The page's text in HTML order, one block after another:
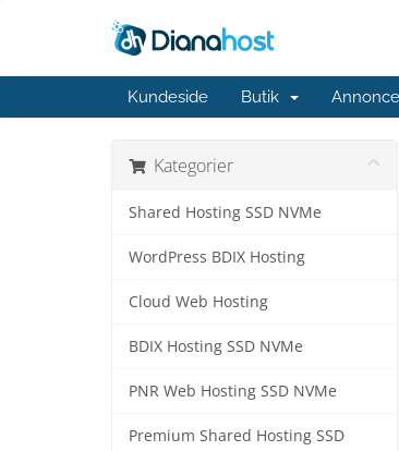
Kundeside Butik
Kategorier
Shared Hosting SSD NVMe
WordPress BDIX Hosting
Cloud Web Hosting
BDIX Hosting SSD NVMe
PNR Web Hosting SSD NVMe
Premium Shared Hosting SSD